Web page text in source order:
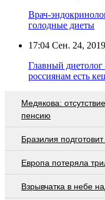
Врач-
голодные диеты
17:04 Сен. 24, 2019
Главный
россиянам есть
Медякова:
пенсию
Бразилия
Европа потеряла
Взрывчатка в небе